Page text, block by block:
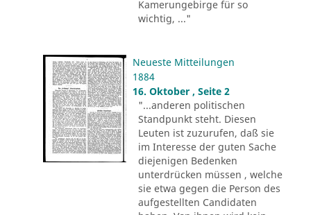
Kamerungebirge für so
wichtig, ..."
Neueste Mitteilungen
1884
16. Oktober , Seite 2
"...anderen politischen
Standpunkt steht. Diesen
Leuten ist zuzurufen, daß sie
im Interesse der guten Sache
diejenigen Bedenken
unterdrücken müssen , welche
sie etwa gegen die Person des
aufgestellten Candidaten